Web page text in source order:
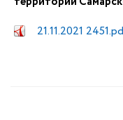
21.11.2021